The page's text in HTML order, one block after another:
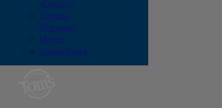
(English)
Canada
(Français)
México
United States